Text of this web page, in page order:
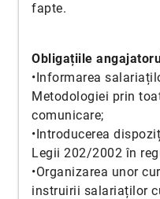
fapte.
Obligațiile
•Informarea
Metodologiei prin
comunicare;
•Introducerea
Legii 202/2002 în
•Organizarea unor
instruirii salariaților